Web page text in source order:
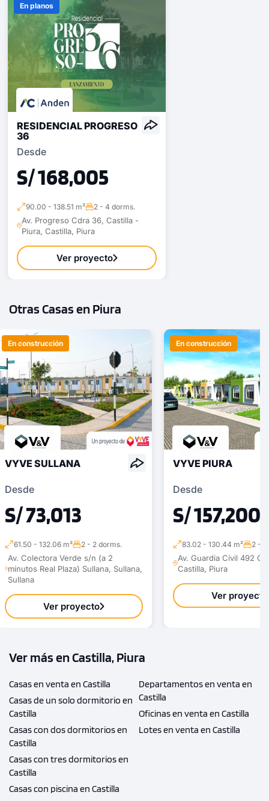
En planos
RESIDENCIAL PROGRESO
36
Desde
S/ 168,005
90.00 - 138.51 m² 2 - 4 dorms.
Av. Progreso Cdra 36, Castilla -
Piura, Castilla, Piura
Ver proyecto
Otras Casas en Piura
En construcción
VYVE SULLANA
Desde
S/ 73,013
61.50 - 132.06 m² 2 - 2 dorms.
Av. Colectora Verde s/n (a 2
minutos Real Plaza) Sullana, Sullana,
Sullana
Ver proyecto
En construcción
VYVE PIURA
Desde
S/ 157,200
83.02 - 130.44 m² 2 - 2
Av. Guardia Civil 492
Castilla, Piura
Ver proyecto
Ver más en Castilla, Piura
Casas en venta en Castilla
Casas de un solo dormitorio en
Castilla
Casas con dos dormitorios en
Castilla
Casas con tres dormitorios en
Castilla
Casas con piscina en Castilla
Departamentos en venta en
Castilla
Oficinas en venta en Castilla
Lotes en venta en Castilla